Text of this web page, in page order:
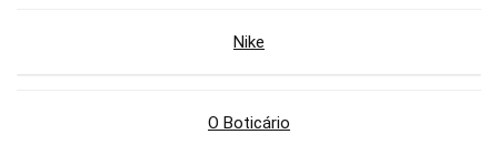
Nike
O Boticário